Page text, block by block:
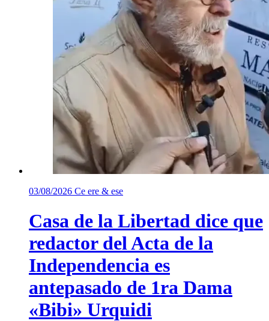
03/08/2026 Ce ere & ese
Casa de la Libertad dice que
redactor del Acta de la
Independencia es
antepasado de 1ra Dama
«Bibi» Urquidi